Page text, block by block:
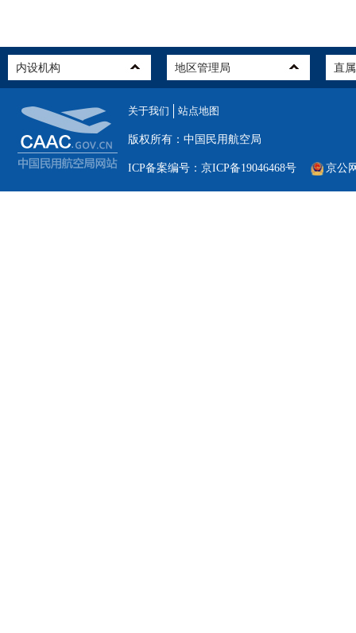
关于我们 站点地图
版权所有：中国民用航空局
ICP备案编号：京ICP备19046468号 京公